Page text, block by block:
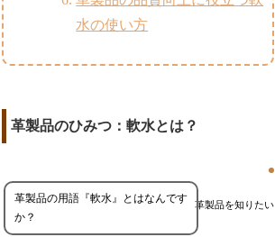
水の使い方
革製品のひみつ：軟水とは？
革製品を知りたい
革製品の用語『軟水』とはなんです
か？